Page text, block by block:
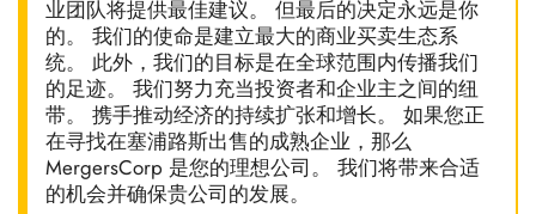
业团队将提供最佳建议。 但最后的决定永远是你
的。 我们的使命是建立最大的商业买卖生态系
统。 此外，我们的目标是在全球范围内传播我们
的足迹。 我们努力充当投资者和企业主之间的纽
带。 携手推动经济的持续扩张和增长。 如果您正
在寻找在塞浦路斯出售的成熟企业，那么
MergersCorp 是您的理想公司。 我们将带来合适
的机会并确保贵公司的发展。